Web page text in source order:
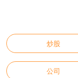
炒股
公司